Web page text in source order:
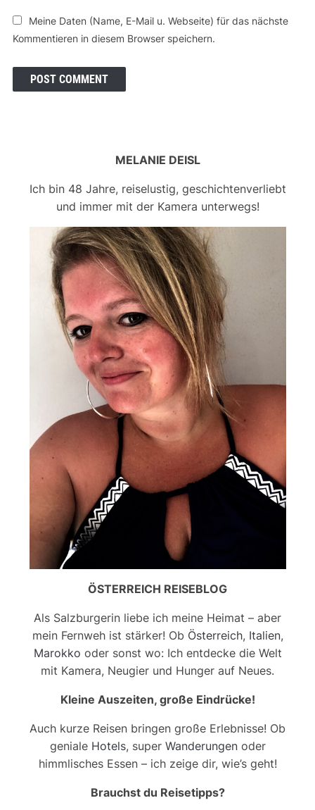
Meine Daten (Name, E-Mail u. Webseite) für das nächste
Kommentieren in diesem Browser speichern.
MELANIE DEISL
Ich bin 48 Jahre, reiselustig, geschichtenverliebt
und immer mit der Kamera unterwegs!
ÖSTERREICH REISEBLOG
Als Salzburgerin liebe ich meine Heimat – aber
mein Fernweh ist stärker! Ob Österreich, Italien,
Marokko oder sonst wo: Ich entdecke die Welt
mit Kamera, Neugier und Hunger auf Neues.
Kleine Auszeiten, große Eindrücke!
Auch kurze Reisen bringen große Erlebnisse! Ob
geniale Hotels, super Wanderungenoder
himmlisches Essen – ich zeige dir, wie’s geht!
Brauchst du Reisetipps?